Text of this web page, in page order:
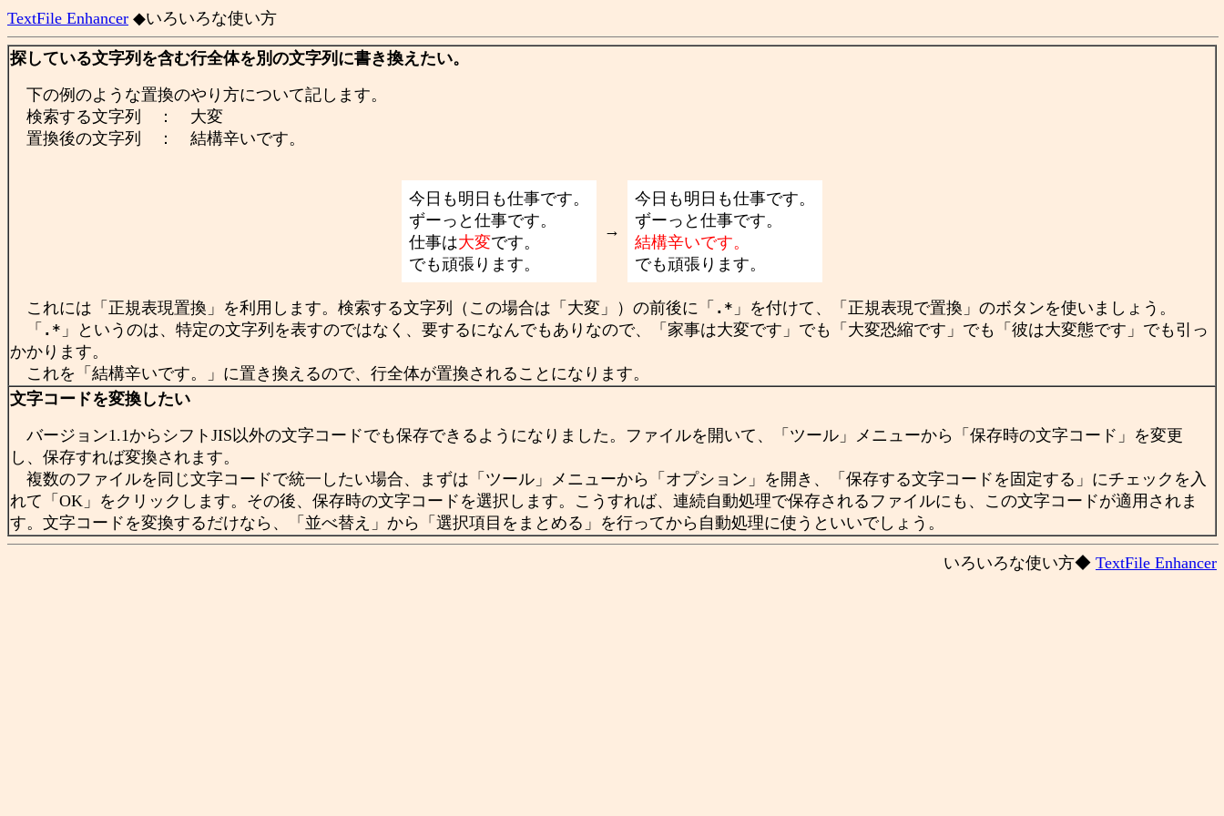
TextFile Enhancer ◆いろいろな使い方
探している文字列を含む行全体を別の文字列に書き換えたい。
下の例のような置換のやり方について記します。
検索する文字列 ： 大変
置換後の文字列 ： 結構辛いです。
今日も明日も仕事です。
ずーっと仕事です。
仕事は大変です。
でも頑張ります。
→
今日も明日も仕事です。
ずーっと仕事です。
結構辛いです。
でも頑張ります。
これには「正規表現置換」を利用します。検索する文字列（この場合は「大変」）の前後に「 .* 」を付けて、「正規表現で置換」のボタンを使いましょう。
「 .* 」というのは、特定の文字列を表すのではなく、要するになんでもありなので、「家事は大変です」でも「大変恐縮です」でも「彼は大変態です」でも引っ
かかります。
これを「結構辛いです。」に置き換えるので、行全体が置換されることになります。
文字コードを変換したい
バージョン1.1からシフトJIS以外の文字コードでも保存できるようになりました。ファイルを開いて、「ツール」メニューから「保存時の文字コード」を変更
し、保存すれば変換されます。
複数のファイルを同じ文字コードで統一したい場合、まずは「ツール」メニューから「オプション」を開き、「保存する文字コードを固定する」にチェックを入
れて「OK」をクリックします。その後、保存時の文字コードを選択します。こうすれば、連続自動処理で保存されるファイルにも、この文字コードが適用されま
す。文字コードを変換するだけなら、「並べ替え」から「選択項目をまとめる」を行ってから自動処理に使うといいでしょう。
いろいろな使い方◆ TextFile Enhancer